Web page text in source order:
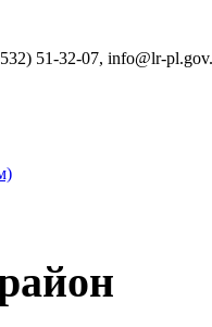
51-32-07, info@lr-